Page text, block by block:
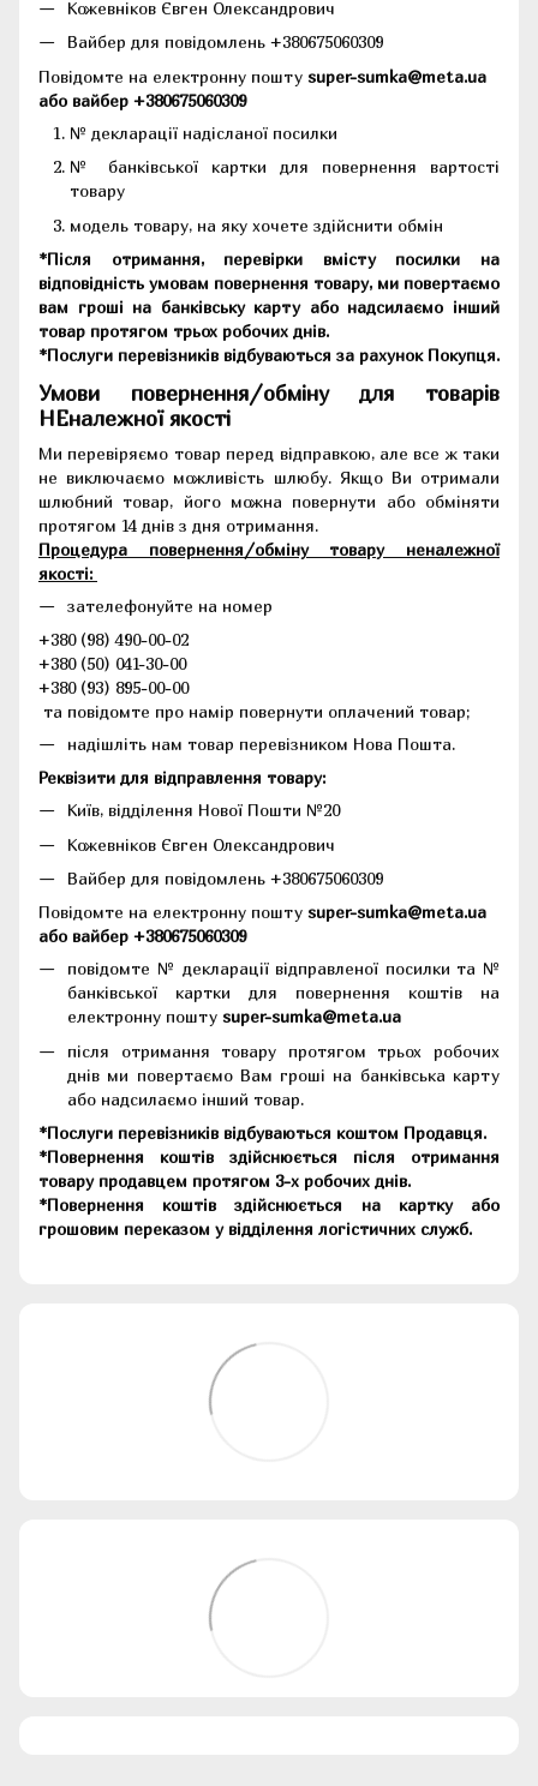
Кожевніков Євген Олександрович
Вайбер для повідомлень +380675060309
Повідомте на електронну пошту super-sumka@meta.ua
або вайбер +380675060309
№ декларації надісланої посилки
№ банківської картки для повернення вартості
товару
модель товару, на яку хочете здійснити обмін
*Після отримання, перевірки вмісту посилки на
відповідність умовам повернення товару, ми повертаємо
вам гроші на банківську карту або надсилаємо інший
товар протягом трьох робочих днів.
*Послуги перевізників відбуваються за рахунок Покупця.
Умови повернення/обміну для товарів
НЕналежної якості
Ми перевіряємо товар перед відправкою, але все ж таки
не виключаємо можливість шлюбу. Якщо Ви отримали
шлюбний товар, його можна повернути або обміняти
протягом 14 днів з дня отримання.
Процедура повернення/обміну товару неналежної
якості:
зателефонуйте на номер
+380 (98) 490-00-02
+380 (50) 041-30-00
+380 (93) 895-00-00
та повідомте про намір повернути оплачений товар;
надішліть нам товар перевізником Нова Пошта.
Реквізити для відправлення товару:
Київ, відділення Нової Пошти №20
Кожевніков Євген Олександрович
Вайбер для повідомлень +380675060309
Повідомте на електронну пошту super-sumka@meta.ua
або вайбер +380675060309
повідомте № декларації відправленої посилки та №
банківської картки для повернення коштів на
електронну пошту super-sumka@meta.ua
після отримання товару протягом трьох робочих
днів ми повертаємо Вам гроші на банківська карту
або надсилаємо інший товар.
*Послуги перевізників відбуваються коштом Продавця.
*Повернення коштів здійснюється після отримання
товару продавцем протягом 3-х робочих днів.
*Повернення коштів здійснюється на картку або
грошовим переказом у відділення логістичних служб.